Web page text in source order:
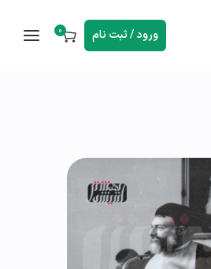
ورود / ثبت نام 0